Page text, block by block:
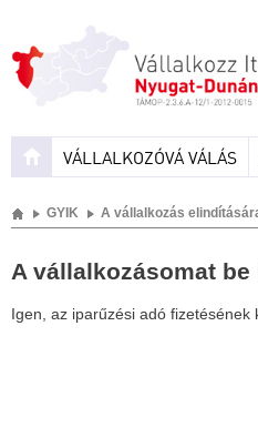
VÁLLALKOZÓVÁ VÁLÁS
GYIK A vállalkozás
A vállalkozásomat
Igen, az iparűzési adó fizetésének